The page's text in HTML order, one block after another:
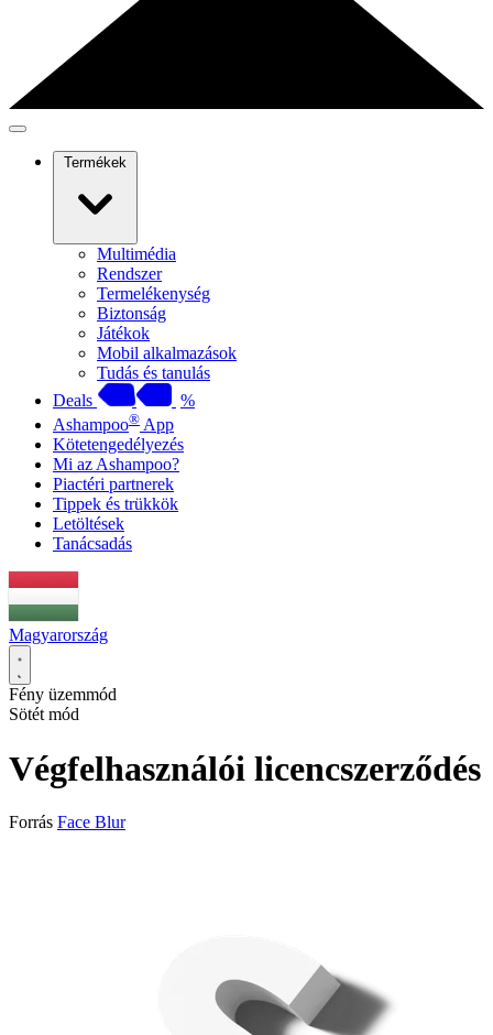
Termékek
Multimédia
Rendszer
Termelékenység
Biztonság
Játékok
Mobil alkalmazások
Tudás és tanulás
Deals
%
Ashampoo® App
Kötetengedélyezés
Mi az Ashampoo?
Piactéri partnerek
Tippek és trükkök
Letöltések
Tanácsadás
Magyarország
Fény üzemmód
Sötét mód
Végfelhasználói licencszerződés
Forrás Face Blur